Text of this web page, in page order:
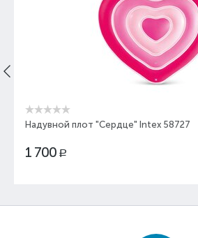
Надувной плот "Сердце" Intex 58727
1 700 Р